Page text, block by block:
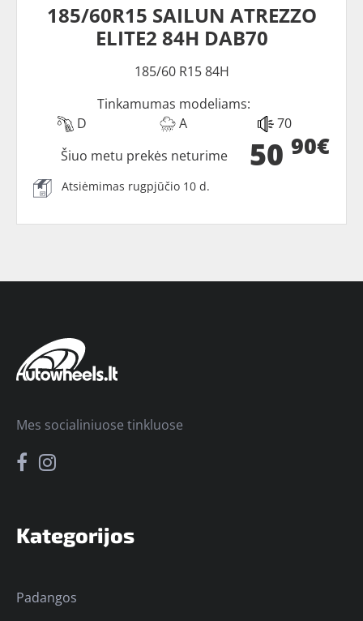
185/60R15 SAILUN ATREZZO
ELITE2 84H DAB70
185/60 R15 84H
Tinkamumas modeliams:
D
A 70
50 90€
Šiuo metu prekės neturime
Atsiėmimas rugpjūčio 10 d.
Kategorijos
Padangos
Mes socialiniuose tinkluose